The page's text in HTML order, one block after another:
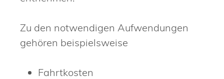
Zu den notwendigen Aufwendungen
gehören beispielsweise
Fahrtkosten